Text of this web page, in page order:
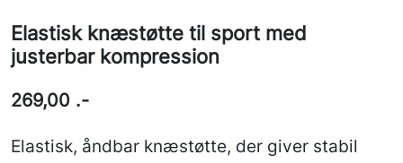
Elastisk knæstøtte til sport med
justerbar kompression
269,00 .-
Elastisk, åndbar knæstøtte, der giver stabil